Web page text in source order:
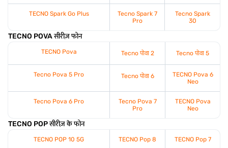
TECNO Spark Go Plus
Tecno Spark 7
Pro
Tecno Spark
30
TECNO POVA सीरीज़ फोन
TECNO Pova Tecno पोवा 2 Tecno पोवा 5
Tecno Pova 5 Pro Tecno पोवा 6
TECNO Pova 6
Neo
Tecno Pova 6 Pro
Tecno Pova 7
Pro
TECNO Pova
Neo
TECNO POP सीरीज़ के फोन
TECNO POP 10 5G TECNO Pop 8 TECNO Pop 7